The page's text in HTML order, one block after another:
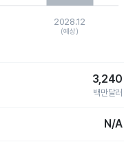
2028.12
(예상)
3,240
백만달러
N/A